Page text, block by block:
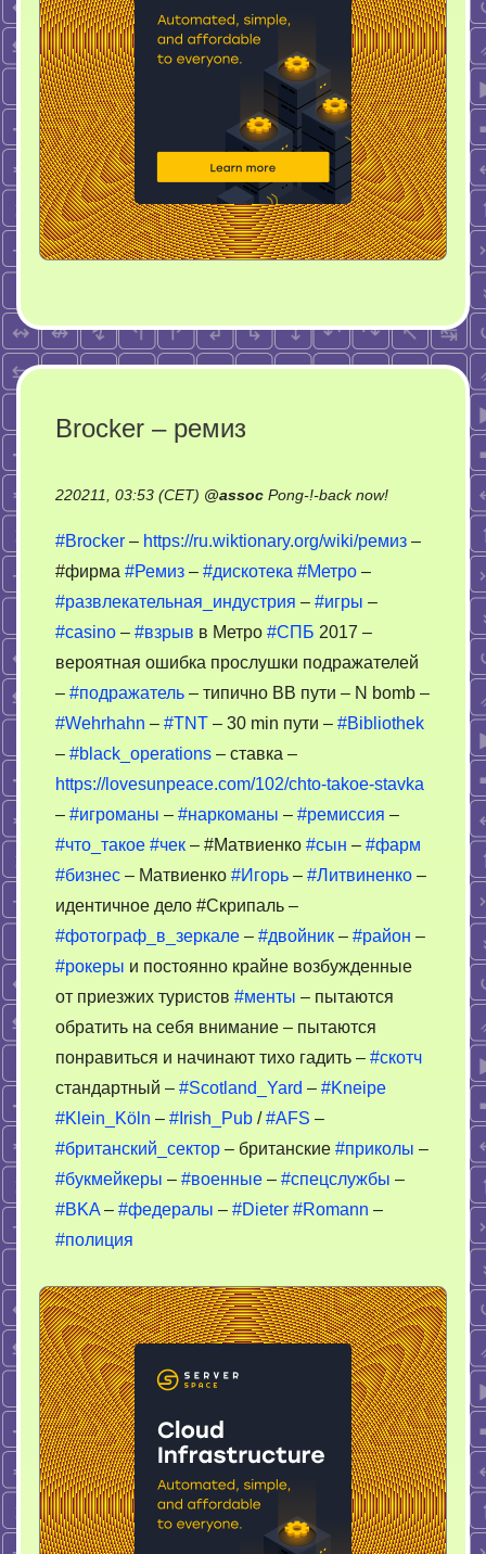
Brocker – ремиз
220211, 03:53 (CET) @assoc Pong-!-back now!on
–
#Brocker – https://ru.wiktionary.org/wiki/ремиз –
#фирма #Ремиз – #дискотека #Метро –
#развлекательная_индустрия – #игры –
#casino – #взрыв в Метро #СПБ 2017 –
вероятная ошибка прослушки подражателей
– #подражатель – типично ВВ пути – N bomb –
#Wehrhahn – #TNT – 30 min пути – #Bibliothek
– #black_operations – ставка –
https://lovesunpeace.com/102/chto-takoe-stavka
– #игроманы – #наркоманы – #ремиссия –
#что_такое #чек – #Матвиенко #сын – #фарм
#бизнес – Матвиенко #Игорь – #Литвиненко –
идентичное дело #Скрипаль –
#фотограф_в_зеркале – #двойник – #район –
#рокеры и постоянно крайне возбужденные
от приезжих туристов #менты – пытаются
обратить на себя внимание – пытаются
понравиться и начинают тихо гадить – #скотч
стандартный – #Scotland_Yard – #Kneipe
#Klein_Köln – #Irish_Pub /#AFS –
#британский_сектор – британские #приколы –
#букмейкеры – #военные – #спецслужбы –
#BKA – #федералы – #Dieter #Romann –
#полиция